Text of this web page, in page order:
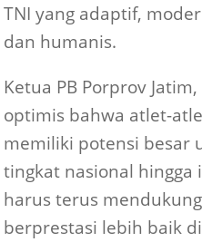
TNI yang adaptif,
dan humanis.
Ketua PB Porprov
optimis bahwa atlet-
memiliki potensi besar
tingkat nasional hingga
harus terus
berprestasi lebih baik